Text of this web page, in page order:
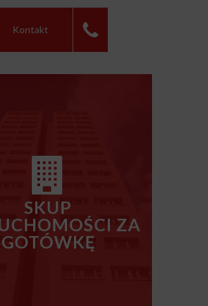
Kontakt
SKUP
ZA
GOTÓWKĘ